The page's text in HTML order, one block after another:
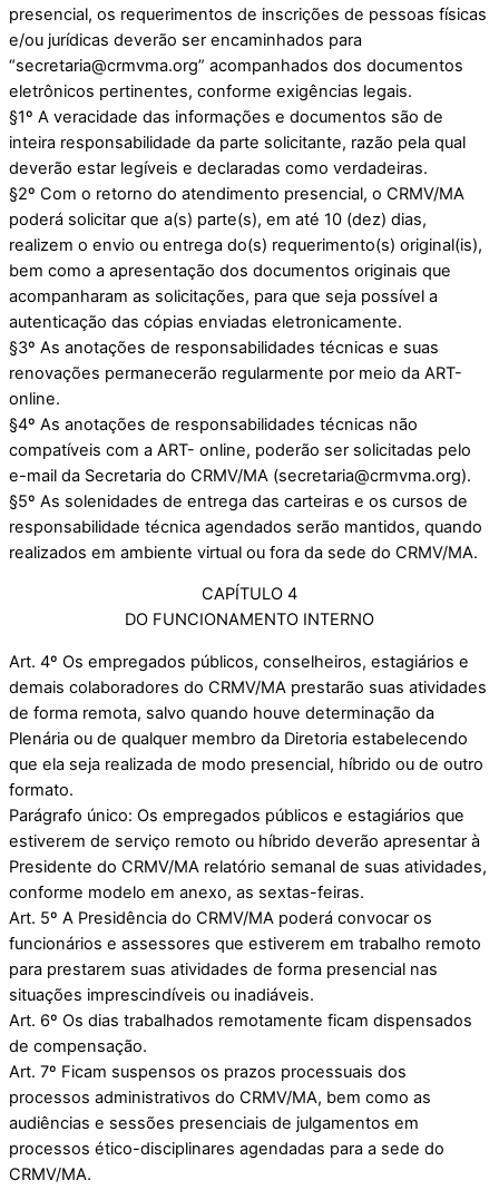
presencial, os requerimentos de inscrições de pessoas físicas
e/ou jurídicas deverão ser encaminhados para
“secretaria@crmvma.org” acompanhados dos documentos
eletrônicos pertinentes, conforme exigências legais.
§1º A veracidade das informações e documentos são de
inteira responsabilidade da parte solicitante, razão pela qual
deverão estar legíveis e declaradas como verdadeiras.
§2º Com o retorno do atendimento presencial, o CRMV/MA
poderá solicitar que a(s) parte(s), em até 10 (dez) dias,
realizem o envio ou entrega do(s) requerimento(s) original(is),
bem como a apresentação dos documentos originais que
acompanharam as solicitações, para que seja possível a
autenticação das cópias enviadas eletronicamente.
§3º As anotações de responsabilidades técnicas e suas
renovações permanecerão regularmente por meio da ART-
online.
§4º As anotações de responsabilidades técnicas não
compatíveis com a ART- online, poderão ser solicitadas pelo
e-mail da Secretaria do CRMV/MA (secretaria@crmvma.org).
§5º As solenidades de entrega das carteiras e os cursos de
responsabilidade técnica agendados serão mantidos, quando
realizados em ambiente virtual ou fora da sede do CRMV/MA.
CAPÍTULO 4
DO FUNCIONAMENTO INTERNO
Art. 4º Os empregados públicos, conselheiros, estagiários e
demais colaboradores do CRMV/MA prestarão suas atividades
de forma remota, salvo quando houve determinação da
Plenária ou de qualquer membro da Diretoria estabelecendo
que ela seja realizada de modo presencial, híbrido ou de outro
formato.
Parágrafo único: Os empregados públicos e estagiários que
estiverem de serviço remoto ou híbrido deverão apresentar à
Presidente do CRMV/MA relatório semanal de suas atividades,
conforme modelo em anexo, as sextas-feiras.
Art. 5º A Presidência do CRMV/MA poderá convocar os
funcionários e assessores que estiverem em trabalho remoto
para prestarem suas atividades de forma presencial nas
situações imprescindíveis ou inadiáveis.
Art. 6º Os dias trabalhados remotamente ficam dispensados
de compensação.
Art. 7º Ficam suspensos os prazos processuais dos
processos administrativos do CRMV/MA, bem como as
audiências e sessões presenciais de julgamentos em
processos ético-disciplinares agendadas para a sede do
CRMV/MA.